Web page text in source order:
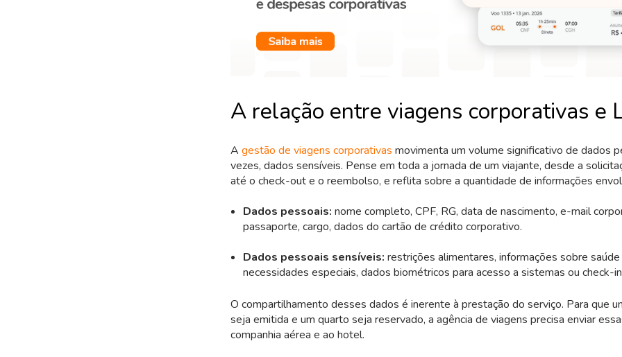
A relação entre viagens corporativas e
A gestão de viagens corporativas movimenta um volume significativo de dados
vezes, dados sensíveis. Pense em toda a jornada de um viajante, desde a
até o check-out e o reembolso, e reflita sobre a quantidade de informações
Dados pessoais: nome completo, CPF, RG, data de nascimento, e-mail
passaporte, cargo, dados do cartão de crédito corporativo.
Dados pessoais sensíveis: restrições alimentares, informações sobre saúde
necessidades especiais, dados biométricos para acesso a sistemas ou check-
O compartilhamento desses dados é inerente à prestação do serviço. Para que
seja emitida e um quarto seja reservado, a agência de viagens precisa enviar
companhia aérea e ao hotel.